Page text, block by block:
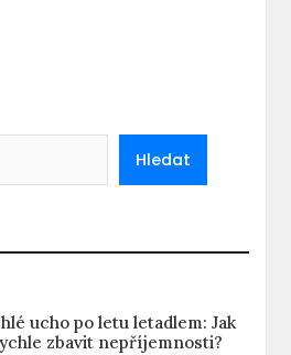
Hledat
ucho po letu letadlem: Jak
zbavit nepříjemnosti?